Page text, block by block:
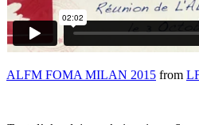
ALFM FOMA MILAN 2015 from